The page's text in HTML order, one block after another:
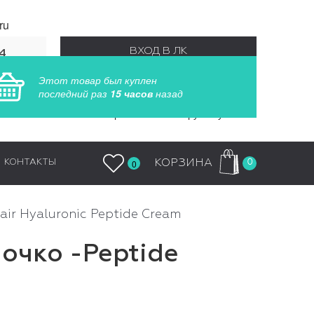
ВХОД В ЛК
РЕГИСТРАЦИЯ
КОНТАКТЫ 0 КОРЗИНА 0
Hyaluronic Peptide Cream
-Peptide
Этот товар был куплен
последний раз 15 часов назад